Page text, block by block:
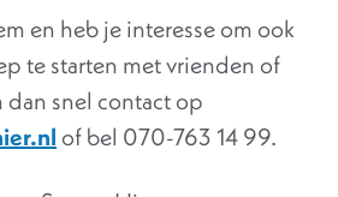
en heb je interesse om ook
te starten met vrienden of
dan snel contact op
of bel 070-763 14 99.